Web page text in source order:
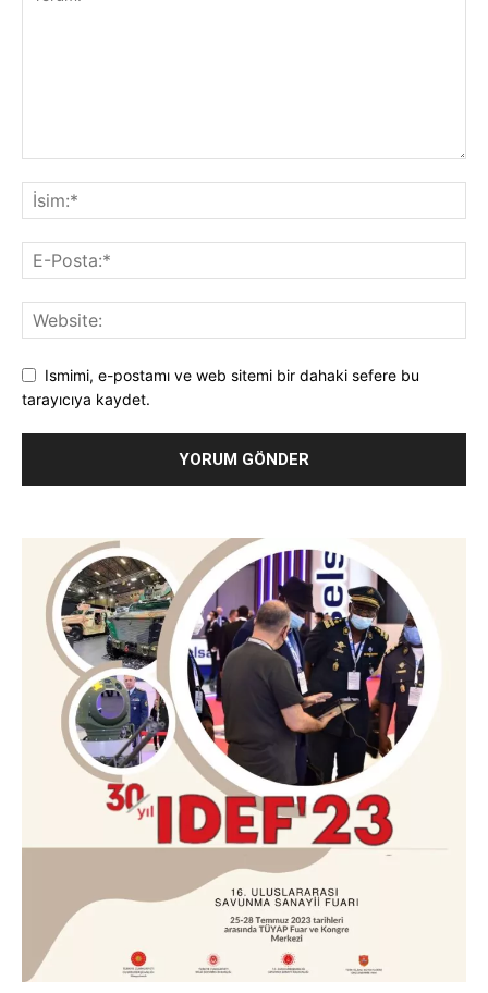
Ismimi, e-postamı ve web sitemi bir dahaki sefere bu
tarayıcıya kaydet.